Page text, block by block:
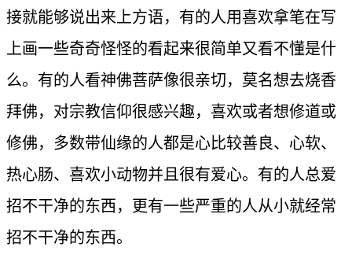
接就能够说出来上方语，有的人用喜欢拿笔在写
上画一些奇奇怪怪的看起来很简单又看不懂是什
么。有的人看神佛菩萨像很亲切，莫名想去烧香
拜佛，对宗教信仰很感兴趣，喜欢或者想修道或
修佛，多数带仙缘的人都是心比较善良、心软、
热心肠、喜欢小动物并且很有爱心。有的人总爱
招不干净的东西，更有一些严重的人从小就经常
招不干净的东西。